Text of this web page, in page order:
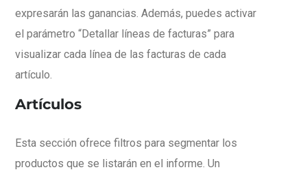
expresarán las ganancias. Además, puedes activar
el parámetro “Detallar líneas de facturas” para
visualizar cada línea de las facturas de cada
artículo.
Artículos
Esta sección ofrece filtros para segmentar los
productos que se listarán en el informe. Un